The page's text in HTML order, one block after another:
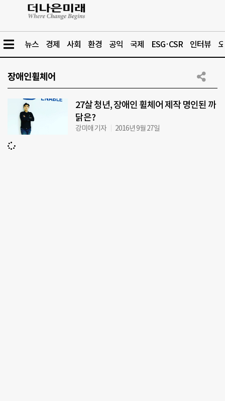
뉴스 경제 사회 환경 공익 국제 ESG·CSR 인터뷰
장애인휠체어
27살 청년, 장애인 휠체어 제작 명인된 까
닭은?
강미애 기자 2016년 9월 27일